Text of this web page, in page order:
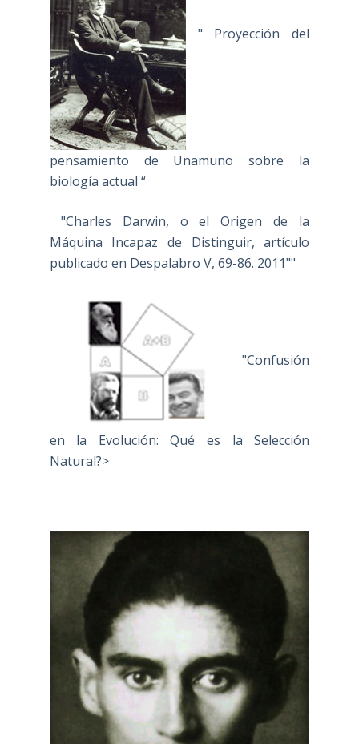
" Proyección del
pensamiento de Unamuno sobre la
biología actual “
"Charles Darwin, o el Origen de la
Máquina Incapaz de Distinguir, artículo
publicado en Despalabro V, 69-86. 2011""
"Confusión
en la Evolución: Qué es la Selección
Natural?>